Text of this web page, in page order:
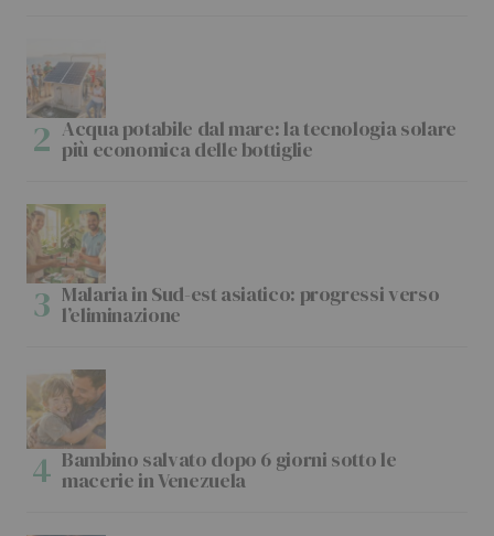
Acqua potabile dal mare: la tecnologia solare
più economica delle bottiglie
Malaria in Sud-est asiatico: progressi verso
l’eliminazione
Bambino salvato dopo 6 giorni sotto le
macerie in Venezuela